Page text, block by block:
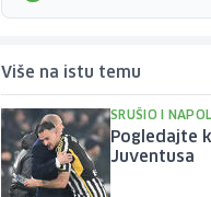
Više na istu temu
SRUŠIO I NAPOLI
Pogledajte
Juventusa